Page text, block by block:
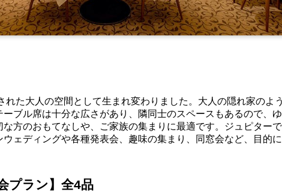
れた大人の空間として生まれ変わりました。大人の隠れ家のよ
ブル席は十分な広さがあり、隣同士のスペースもあるので、
方のおもてなしや、ご家族の集まりに最適です。ジュピター
ェディングや各種発表会、趣味の集まり、同窓会など、目的
プラン】全4品